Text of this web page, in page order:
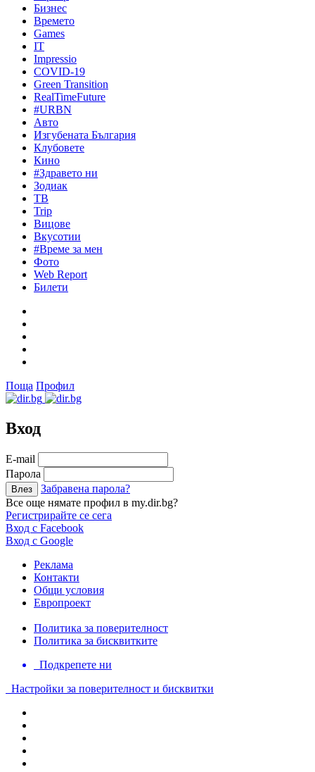
Бизнес
Времето
Games
IT
Impressio
COVID-19
Green Transition
RealTimeFuture
#URBN
Авто
Изгубената България
Клубовете
Кино
#Здравето ни
Зодиак
ТВ
Trip
Вицове
Вкусотии
#Време за мен
Фото
Web Report
Билети
Поща Профил
Вход
Е-mail
Парола
Забравена парола?
Все още нямате профил в my.dir.bg?
Регистрирайте се сега
Вход с Facebook
Вход с Google
Реклама
Контакти
Общи условия
Европроект
Политика за поверителност
Политика за бисквитките
Подкрепете ни
Настройки за поверителност и бисквитки